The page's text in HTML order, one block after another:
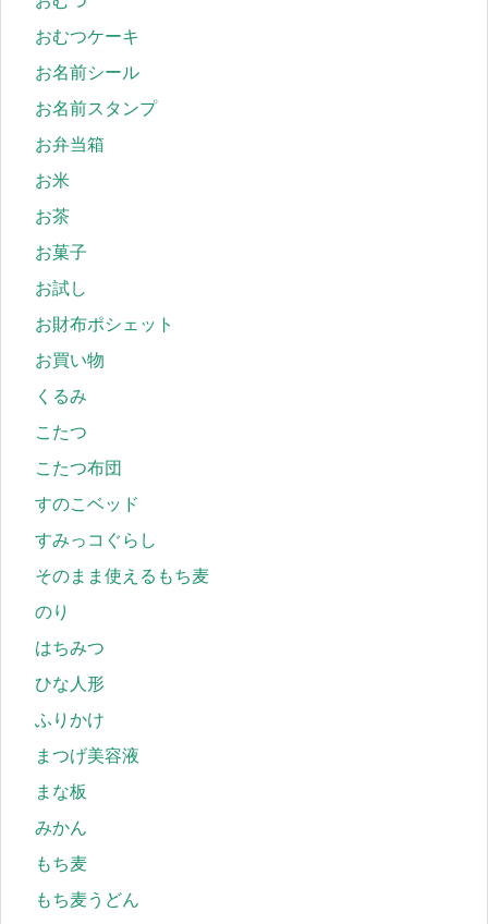
おむつケーキ
お名前シール
お名前スタンプ
お弁当箱
お米
お茶
お菓子
お試し
お財布ポシェット
お買い物
くるみ
こたつ
こたつ布団
すのこベッド
すみっコぐらし
そのまま使えるもち麦
のり
はちみつ
ひな人形
ふりかけ
まつげ美容液
まな板
みかん
もち麦
もち麦うどん